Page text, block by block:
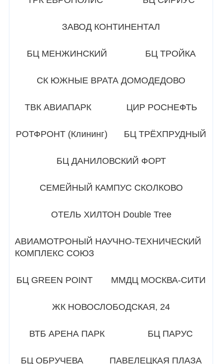
ЗАВОД КОНТИНЕНТАЛ
БЦ МЕНЖИНСКИЙ БЦ ТРОЙКА
СК ЮЖНЫЕ ВРАТА ДОМОДЕДОВО
ТВК АВИАПАРК ЦИР РОСНЕФТЬ
РОТФРОНТ (Клининг) БЦ ТРЁХПРУДНЫЙ
БЦ ДАНИЛОВСКИЙ ФОРТ
СЕМЕЙНЫЙ КАМПУС СКОЛКОВО
ОТЕЛЬ ХИЛТОН Double Tree
АВИАМОТРОНЫЙ НАУЧНО-ТЕХНИЧЕСКИЙ
КОМПЛЕКС СОЮЗ
БЦ GREEN POINT ММДЦ МОСКВА-СИТИ
ЖК НОВОСЛОБОДСКАЯ, 24
ВТБ АРЕНА ПАРК БЦ ПАРУС
БЦ ОБРУЧЕВА ПАВЕЛЕЦКАЯ ПЛАЗА